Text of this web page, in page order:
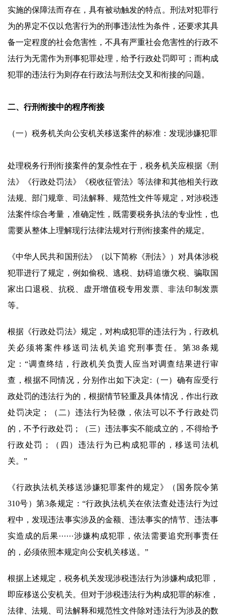
实施的保障法而存在，具有被动触发的特点。刑法对犯罪行
为的界定不仅以危害行为的刑事违法性为条件，还要求其具
备一定程度的社会危害性，不具有严重社会危害性的行政不
法行为无需作为刑事犯罪处理，给予行政处罚即可；而构成
犯罪的违法行为则存在行政法与刑法交叉和衔接的问题。
二、行刑衔接中的程序衔接
（一）税务机关向公安机关移送案件的标准：发现涉嫌犯罪
处理税务行刑衔接案件的复杂性在于，税务机关应根据《刑
法》《行政处罚法》《税收征管法》等法律和其他相关行政
法规、部门规章、司法解释、规范性文件等规定，对涉税违
法案件综合考量，准确定性，既需要税务执法的专业性，也
需要从整体上理解现行法律法规对行刑衔接案件的规定。
《中华人民共和国刑法》（以下简称《刑法》）对具体涉税
犯罪进行了规定，例如偷税、逃税、妨碍追缴欠税、骗取国
家出口退税、抗税、虚开增值税专用发票、非法印制发票
等。
根据《行政处罚法》规定，对构成犯罪的违法行为，行政机
关必须将案件移送司法机关追究刑事责任。第38条规
定：“调查终结，行政机关负责人应当对调查结果进行审
查，根据不同情况，分别作出如下决定:（一）确有应受行
政处罚的违法行为的，根据情节轻重及具体情况，作出行政
处罚决定；（二）违法行为轻微，依法可以不予行政处罚
的，不予行政处罚；（三）违法事实不能成立的，不得给予
行政处罚；（四）违法行为已构成犯罪的，移送司法机
关。”
《行政执法机关移送涉嫌犯罪案件的规定》（国务院令第
310号）第3条规定：“行政执法机关在依法查处违法行为过
程中，发现违法事实涉及的金额、违法事实的情节、违法事
实造成的后果······涉嫌构成犯罪，依法需要追究刑事责任
的，必须依照本规定向公安机关移送。”
根据上述规定，税务机关发现涉税违法行为涉嫌构成犯罪，
即应移送公安机关。但对于涉税违法行为构成犯罪的标准，
法律、法规、司法解释和规范性文件除对违法行为涉及的数